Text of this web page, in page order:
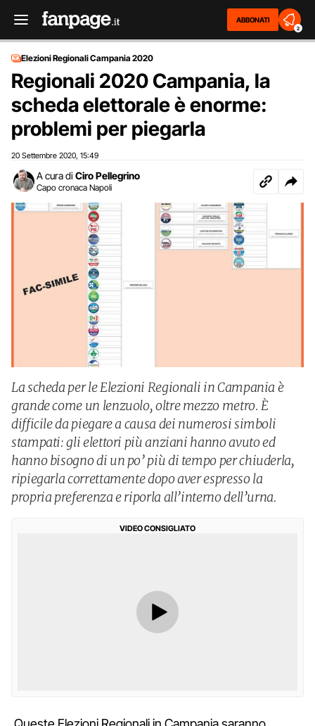
ABBONATI
2
Elezioni Regionali Campania 2020
Regionali 2020 Campania, la
scheda elettorale è enorme:
problemi per piegarla
20 Settembre 2020 15:49
A cura di Ciro Pellegrino
Capo cronaca Napoli
La scheda per le Elezioni Regionali in Campania è
grande come un lenzuolo, oltre mezzo metro. È
difficile da piegare a causa dei numerosi simboli
stampati: gli elettori più anziani hanno avuto ed
hanno bisogno di un po’ più di tempo per chiuderla,
ripiegarla correttamente dopo aver espresso la
propria preferenza e riporla all’interno dell’urna.
VIDEO CONSIGLIATO